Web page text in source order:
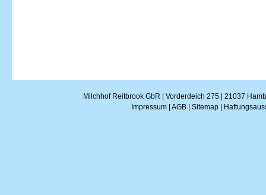
Milchhof Reitbrook GbR | Vorderdeich 275 | 21037
Impressum AGB Sitemap